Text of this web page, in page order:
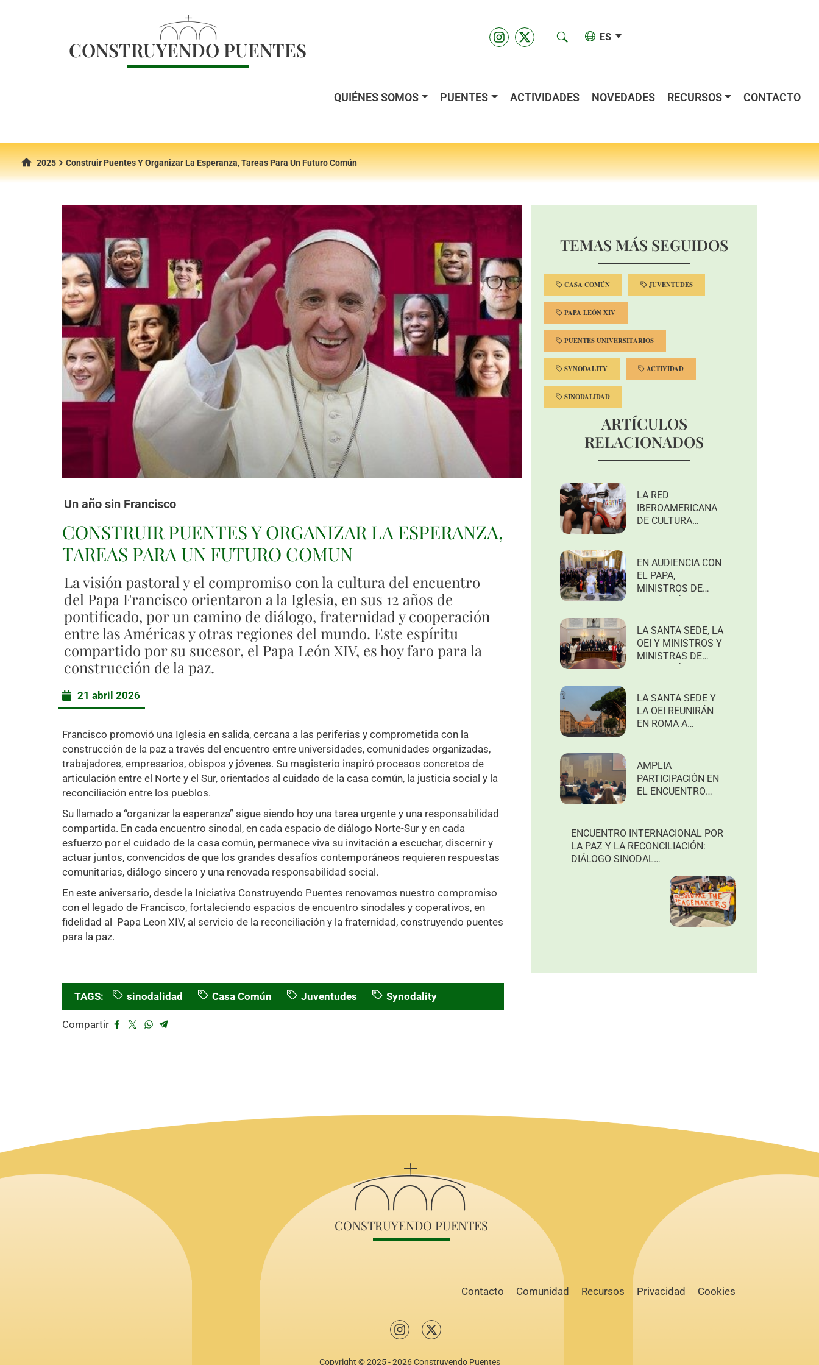
CONSTRUYENDO PUENTES ES
QUIÉNES SOMOS PUENTES ACTIVIDADES NOVEDADES RECURSOS CONTACTO
2025 Construir Puentes Y Organizar La Esperanza, Tareas Para Un Futuro Común
Un año sin Francisco
CONSTRUIR PUENTES Y ORGANIZAR LA ESPERANZA,
TAREAS PARA UN FUTURO COMUN
La visión pastoral y el compromiso con la cultura del encuentro
del Papa Francisco orientaron a la Iglesia, en sus 12 años de
pontificado, por un camino de diálogo, fraternidad y cooperación
entre las Américas y otras regiones del mundo. Este espíritu
compartido por su sucesor, el Papa León XIV, es hoy faro para la
construcción de la paz.
21 abril 2026
Francisco promovió una Iglesia en salida, cercana a las periferias y comprometida con la
construcción de la paz a través del encuentro entre universidades, comunidades organizadas,
trabajadores, empresarios, obispos y jóvenes. Su magisterio inspiró procesos concretos de
articulación entre el Norte y el Sur, orientados al cuidado de la casa común, la justicia social y la
reconciliación entre los pueblos.
Su llamado a “organizar la esperanza” sigue siendo hoy una tarea urgente y una responsabilidad
compartida. En cada encuentro sinodal, en cada espacio de diálogo Norte-Sur y en cada
esfuerzo por el cuidado de la casa común, permanece viva su invitación a escuchar, discernir y
actuar juntos, convencidos de que los grandes desafíos contemporáneos requieren respuestas
comunitarias, diálogo sincero y una renovada responsabilidad social.
En este aniversario, desde la Iniciativa Construyendo Puentes renovamos nuestro compromiso
con el legado de Francisco, fortaleciendo espacios de encuentro sinodales y coperativos, en
fidelidad al Papa Leon XIV, al servicio de la reconciliación y la fraternidad, construyendo puentes
para la paz.
TAGS: sinodalidad Casa Común Juventudes
Synodality
Compartir
TEMAS MÁS SEGUIDOS
CASA COMÚN JUVENTUDES
PAPA LEÓN XIV
PUENTES UNIVERSITARIOS
SYNODALITY ACTIVIDAD
SINODALIDAD
ARTÍCULOS
RELACIONADOS
LA RED
IBEROAMERICANA
DE CULTURA
JÓVENES
ARTISTAS DE
AMÉRICA LATINA Y
EL CARIBE A
ESPERANZA
NACIDAS EN SUS
COMUNIDADES
EN AUDIENCIA CON
EL PAPA,
MINISTROS DE
ACUERDAN
IMPULSAR UNA
AGENDA REGIONAL
SOBRE SALUD
DIGITALES Y
EDUCACIÓN
LA SANTA SEDE, LA
OEI Y MINISTROS Y
MINISTRAS DE
DEBATEN UNA
ESTRATEGIA
REGIONAL PARA
SALUD MENTAL
LA SANTA SEDE Y
LA OEI REUNIRÁN
EN ROMA A
IBEROAMERICANOS
PARA DEBATIR
SOBRE SALUD
EDUCACIÓN
AMPLIA
PARTICIPACIÓN EN
EL ENCUENTRO
RECONCILIACIÓN
EN LA
UNIVERSIDAD DE
ENCUENTRO INTERNACIONAL POR
LA PAZ Y LA RECONCILIACIÓN:
DIÁLOGO SINODAL
SUEÑOS DEL PRESENTE
CONSTRUYENDO PUENTES
Contacto Comunidad Recursos Privacidad Cookies
Copyright © 2025 - 2026 Construyendo Puentes